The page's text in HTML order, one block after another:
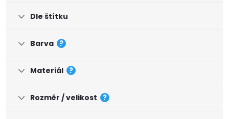
Dle štítku
Barva ?
Materiál ?
Rozměr / velikost ?